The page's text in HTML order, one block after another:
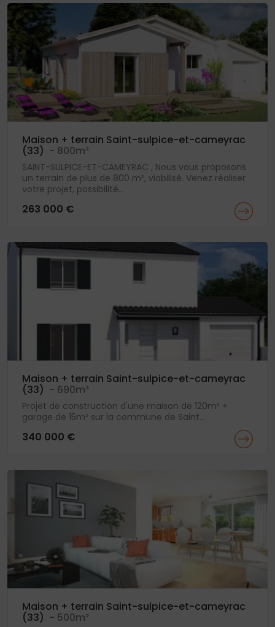
Maison + terrain Saint-sulpice-et-cameyrac
(33) - 800m²
SAINT-SULPICE-ET-CAMEYRAC , Nous vous proposons
un terrain de plus de 800 m², viabilisé. Venez réaliser
votre projet, possibilité...
263 000 €
Maison + terrain Saint-sulpice-et-cameyrac
(33) - 690m²
Projet de construction d'une maison de 120m² +
garage de 15m² sur la commune de Saint...
340 000 €
Maison + terrain Saint-sulpice-et-cameyrac
(33) - 500m²